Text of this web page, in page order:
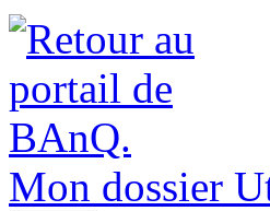
Mon dossier